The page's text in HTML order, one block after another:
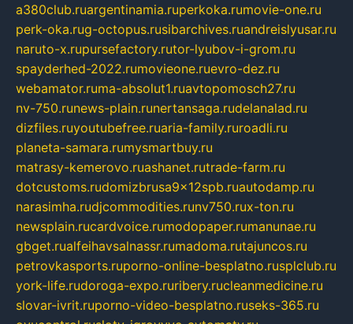
a380club.ruargentinamia.ruperkoka.rumovie-one.ru
perk-oka.rug-octopus.rusibarchives.ruandreislyusar.ru
naruto-x.rupursefactory.rutor-lyubov-i-grom.ru
spayderhed-2022.rumovieone.ruevro-dez.ru
webamator.ruma-absolut1.ruavtopomosch27.ru
nv-750.runews-plain.runertansaga.rudelanalad.ru
dizfiles.ruyoutubefree.ruaria-family.ruroadli.ru
planeta-samara.rumysmartbuy.ru
matrasy-kemerovo.ruashanet.rutrade-farm.ru
dotcustoms.rudomizbrusa9x12spb.ruautodamp.ru
narasimha.rudjcommodities.runv750.rux-ton.ru
newsplain.rucardvoice.rumodopaper.rumanunae.ru
gbget.rualfeihavsalnassr.rumadoma.rutajuncos.ru
petrovkasports.ruporno-online-besplatno.rusplclub.ru
york-life.rudoroga-expo.ruribery.rucleanmedicine.ru
slovar-ivrit.ruporno-video-besplatno.ruseks-365.ru